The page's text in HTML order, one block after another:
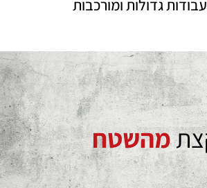
גדולות ומורכבות
מהשטח